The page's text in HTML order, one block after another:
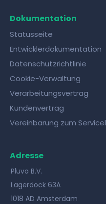
Dokumentation
Statusseite
Entwicklerdokumentation
Datenschutzrichtlinie
Cookie-Verwaltung
Verarbeitungsvertrag
Kundenvertrag
Vereinbarung zum
Adresse
Pluvo B.V.
Lagerdock 63A
1018 AD Amsterdam